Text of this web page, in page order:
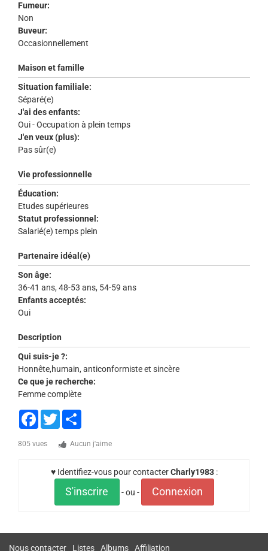
Fumeur:
Non
Buveur:
Occasionnellement
Maison et famille
Situation familiale:
Séparé(e)
J'ai des enfants:
Oui - Occupation à plein temps
J'en veux (plus):
Pas sûr(e)
Vie professionnelle
Éducation:
Etudes supérieures
Statut professionnel:
Salarié(e) temps plein
Partenaire idéal(e)
Son âge:
36-41 ans, 48-53 ans, 54-59 ans
Enfants acceptés:
Oui
Description
Qui suis-je ?:
Honnête,humain, anticonformiste et sincère
Ce que je recherche:
Femme complète
Facebook
Twitter
805 vues Aucun j'aime
♥ Identifiez-vous pour contacterCharly1983:
S'inscrire - ou - Connexion
Nous contacter Listes Albums Affiliation